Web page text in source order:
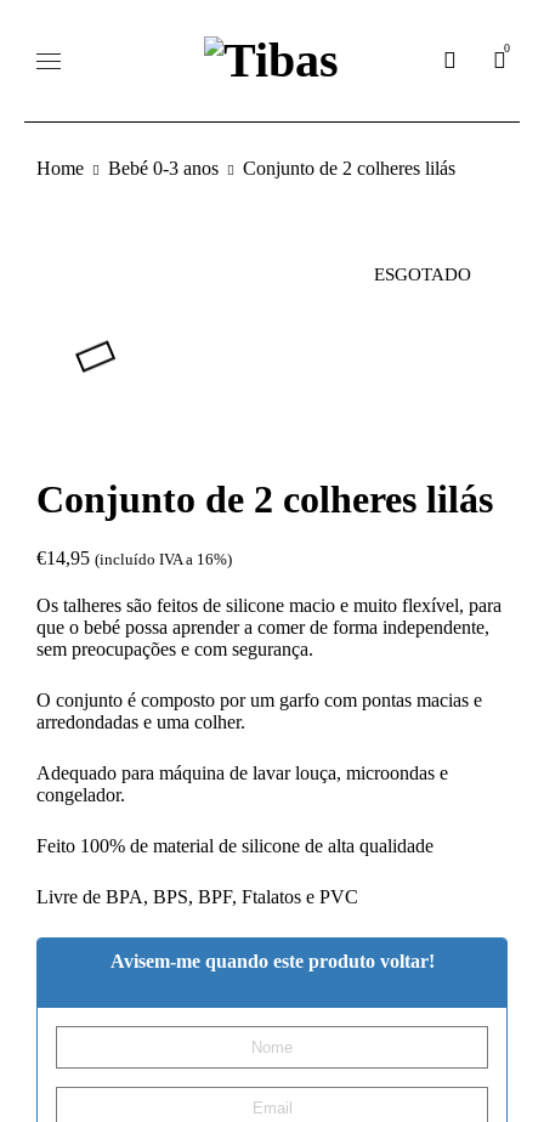
0
Home Bebé 0-3 anos Conjunto de 2 colheres lilás
ESGOTADO
Conjunto de 2 colheres lilás
€14,95 (incluído IVA a 16%)
Os talheres são feitos de silicone macio e muito flexível, para
que o bebé possa aprender a comer de forma independente,
sem preocupações e com segurança.
O conjunto é composto por um garfo com pontas macias e
arredondadas e uma colher.
Adequado para máquina de lavar louça, microondas e
congelador.
Feito 100% de material de silicone de alta qualidade
Livre de BPA, BPS, BPF, Ftalatos e PVC
Avisem-me quando este produto voltar!